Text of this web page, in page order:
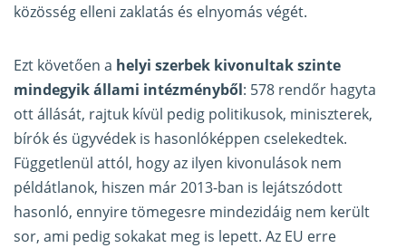
közösség elleni zaklatás és elnyomás végét.
Ezt követően a helyi szerbek kivonultak szinte
mindegyik állami intézményből: 578 rendőr hagyta
ott állását, rajtuk kívül pedig politikusok, miniszterek,
bírók és ügyvédek is hasonlóképpen cselekedtek.
Függetlenül attól, hogy az ilyen kivonulások nem
példátlanok, hiszen már 2013-ban is lejátszódott
hasonló, ennyire tömegesre mindezidáig nem került
sor, ami pedig sokakat meg is lepett. Az EU erre